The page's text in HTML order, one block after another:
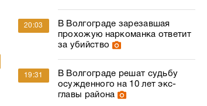
20:03
В Волгограде зарезавшая
прохожую наркоманка ответит
за убийство
19:31
В Волгограде решат судьбу
осужденного на 10 лет экс-
главы района